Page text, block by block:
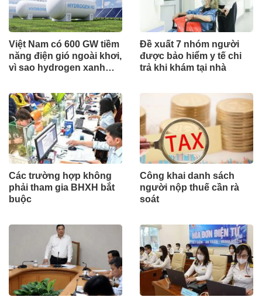
Việt Nam có 600 GW tiềm
năng điện gió ngoài khơi,
vì sao hydrogen xanh
Đề xuất 7 nhóm người
được bảo hiểm y tế chi
trả khi khám tại nhà
Các trường hợp không
phải tham gia BHXH bắt
buộc
Công khai danh sách
người nộp thuế cần rà
soát